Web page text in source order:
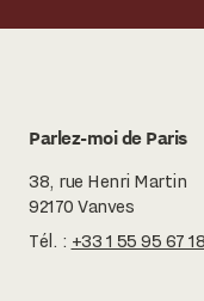
Parlez-moi de Paris
38, rue Henri Martin
92170 Vanves
Tél. : +33 1 55 95 67 18